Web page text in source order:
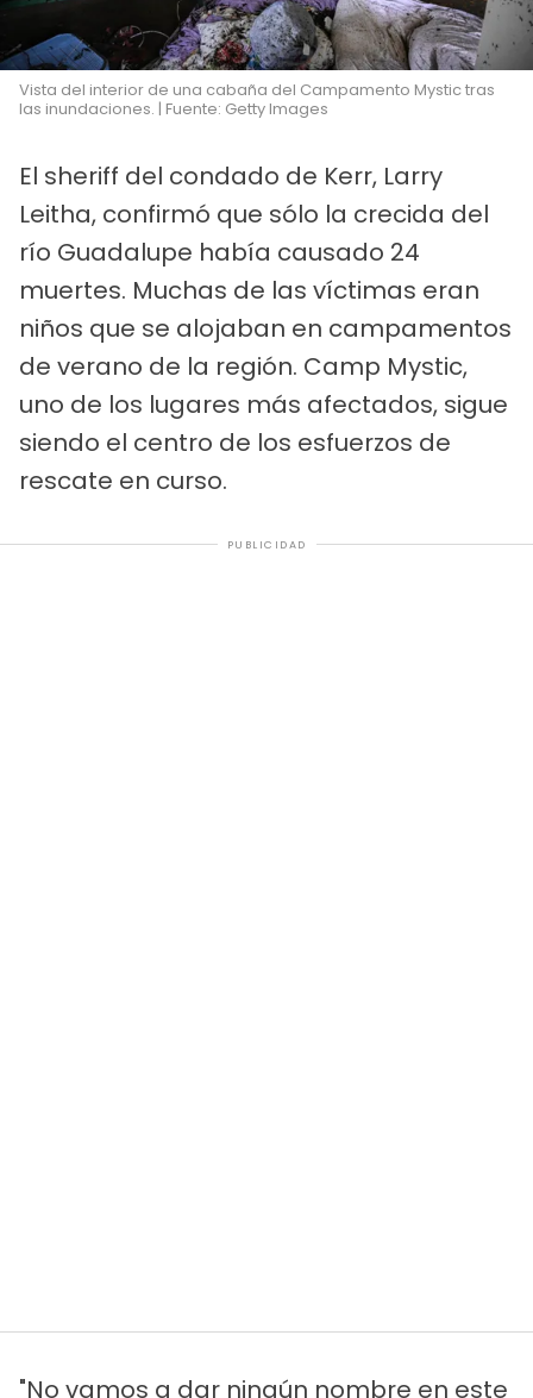
Vista del interior de una cabaña del Campamento Mystic tras
las inundaciones. | Fuente: Getty Images
El sheriff del condado de Kerr, Larry
Leitha, confirmó que sólo la crecida del
río Guadalupe había causado 24
muertes. Muchas de las víctimas eran
niños que se alojaban en campamentos
de verano de la región. Camp Mystic,
uno de los lugares más afectados, sigue
siendo el centro de los esfuerzos de
rescate en curso.
PUBLICIDAD
"No vamos a dar ningún nombre en este